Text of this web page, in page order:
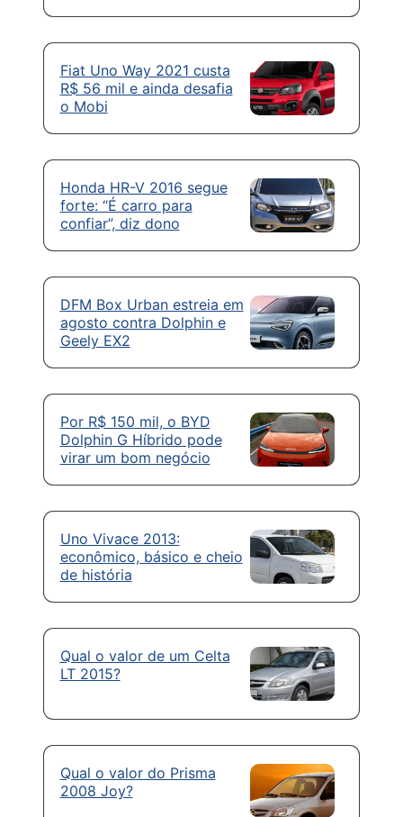
Fiat Uno Way 2021 custa
R$ 56 mil e ainda desafia
o Mobi
Honda HR-V 2016 segue
forte: “É carro para
confiar”, diz dono
DFM Box Urban estreia em
agosto contra Dolphin e
Geely EX2
Por R$ 150 mil, o BYD
Dolphin G Híbrido pode
virar um bom negócio
Uno Vivace 2013:
econômico, básico e cheio
de história
Qual o valor de um Celta
LT 2015?
Qual o valor do Prisma
2008 Joy?